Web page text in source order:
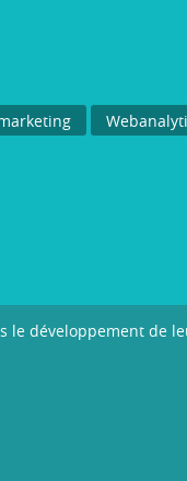
le développement de